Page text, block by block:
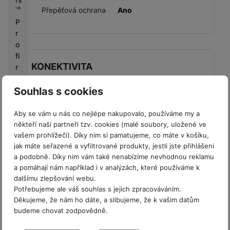
Souhlas s cookies
Aby se vám u nás co nejlépe nakupovalo, používáme my a
někteří naši partneři tzv. cookies (malé soubory, uložené ve
vašem prohlížeči). Díky nim si pamatujeme, co máte v košíku,
jak máte seřazené a vyfiltrované produkty, jestli jste přihlášeni
a podobně. Díky nim vám také nenabízíme nevhodnou reklamu
a pomáhají nám například i v analýzách, které používáme k
dalšímu zlepšování webu.
Potřebujeme ale váš souhlas s jejich zpracováváním.
Děkujeme, že nám ho dáte, a slibujeme, že k vašim datům
budeme chovat zodpovědně.
P
r
o
fi
r
m
y
V
ý
k
u
p
n
í
b
o
n
Přepěťová ochrana Ano
KONEKTIVITA
USB-C
BALENÍ
Hmotnost balení 253 g
Délka balení 17,64 CM
Šířka balení